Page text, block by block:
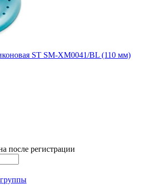
ST SM-XM0041/BL (110 мм)
после регистрации